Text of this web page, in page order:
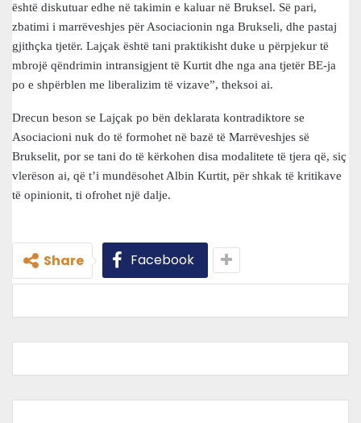
është diskutuar edhe në takimin e kaluar në Bruksel. Së pari,
zbatimi i marrëveshjes për Asociacionin nga Brukseli, dhe pastaj
gjithçka tjetër. Lajçak është tani praktikisht duke u përpjekur të
mbrojë qëndrimin intransigjent të Kurtit dhe nga ana tjetër BE-ja
po e shpërblen me liberalizim të vizave”, theksoi ai.
Drecun beson se Lajçak po bën deklarata kontradiktore se
Asociacioni nuk do të formohet në bazë të Marrëveshjes së
Brukselit, por se tani do të kërkohen disa modalitete të tjera që, siç
vlerëson ai, që t’i mundësohet Albin Kurtit, për shkak të kritikave
të opinionit, ti ofrohet një dalje.
Share Facebook